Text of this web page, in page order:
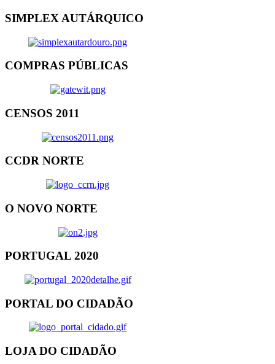
SIMPLEX AUTÁRQUICO
COMPRAS PÚBLICAS
CENSOS 2011
CCDR NORTE
O NOVO NORTE
PORTUGAL 2020
PORTAL DO CIDADÃO
LOJA DO CIDADÃO